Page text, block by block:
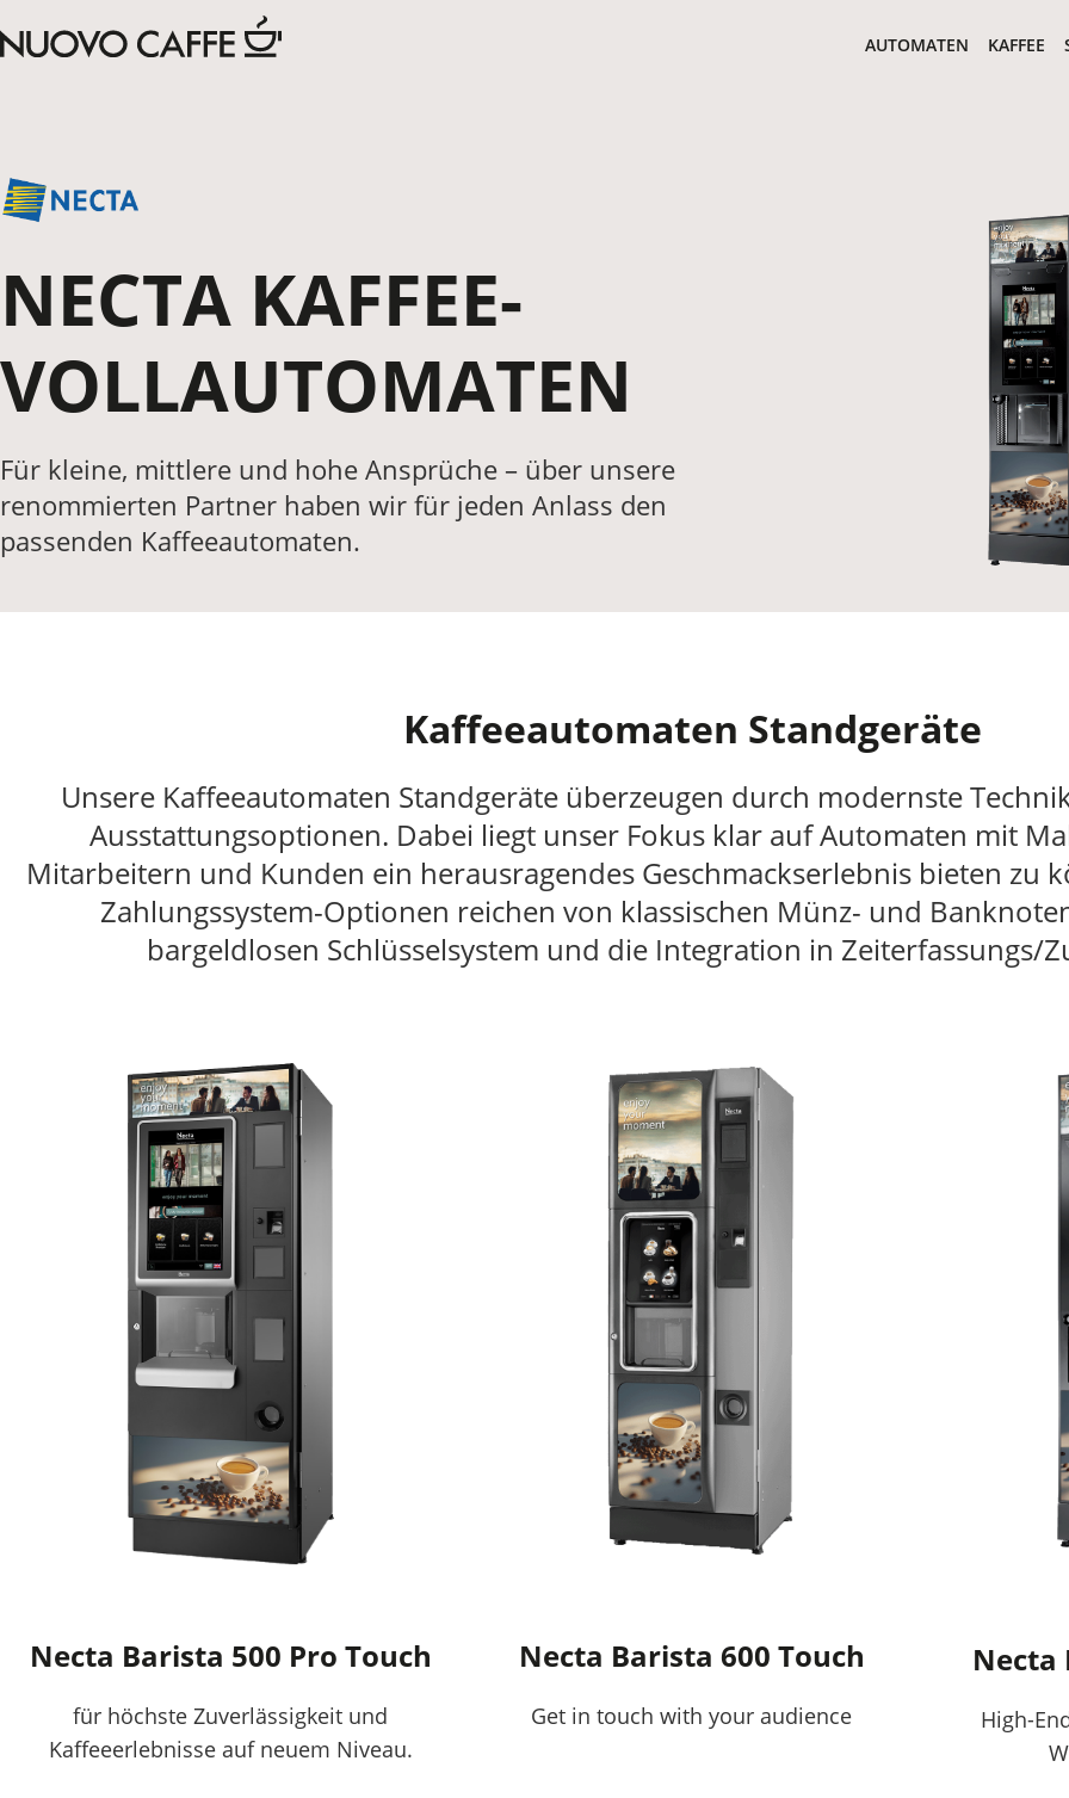
AUTOMATEN KAFFEE
NECTA KAFFEE­
VOLLAUTOMATEN
Für kleine, mittlere und hohe Ansprüche – über unsere
renommierten Partner haben wir für jeden Anlass den
passenden Kaffeeautomaten.
Kaffeeautomaten Standgeräte
Unsere Kaffeeautomaten Standgeräte überzeugen durch modernste
Ausstattungsoptionen. Dabei liegt unser Fokus klar auf Automaten mit
Mitarbeitern und Kunden ein herausragendes Geschmackserlebnis bieten zu
Zahlungssystem-Optionen reichen von klassischen Münz- und
bargeldlosen Schlüsselsystem und die Integration in Zeiterfassungs/
Necta Barista 500 Pro Touch
für höchste Zuverlässigkeit und
Kaffeeerlebnisse auf neuem Niveau.
Necta Barista 600 Touch
Get in touch with your audience
Necta
High-